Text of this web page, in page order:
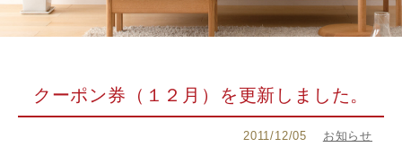
クーポン券（１２月）を更新しました。
2011/12/05 お知らせ